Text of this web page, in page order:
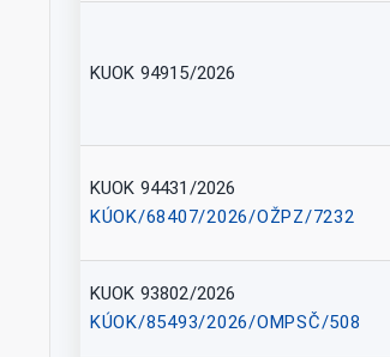
KUOK 94915/2026
KUOK 94431/2026
KÚOK/68407/2026/OŽPZ/7232
KUOK 93802/2026
KÚOK/85493/2026/OMPSČ/508